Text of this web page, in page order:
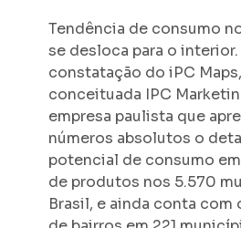
Tendência de consumo
se desloca para o interior.
constatação do iPC
conceituada IPC
empresa paulista que
números absolutos o
potencial de consumo
de produtos nos 5.570
Brasil, e ainda conta